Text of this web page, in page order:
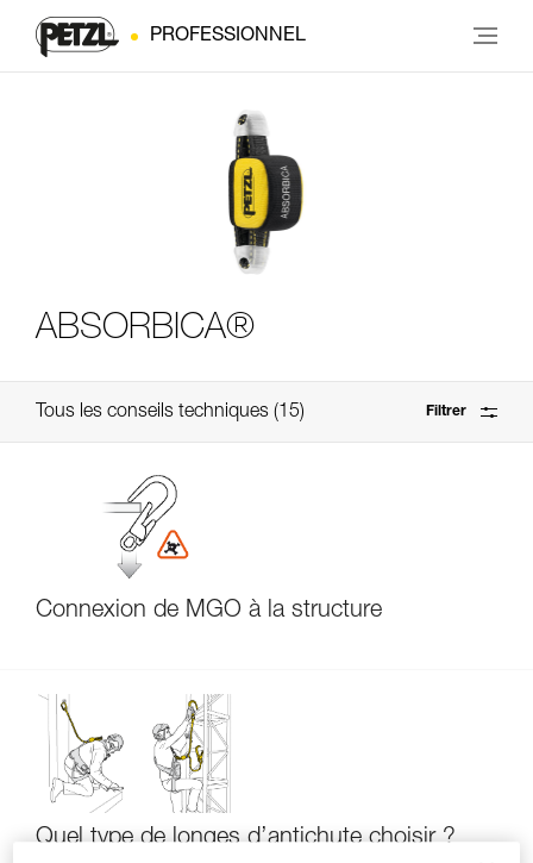
PROFESSIONNEL
ABSORBICA®
Tous les conseils techniques 15 Filtrer
Connexion de MGO à la structure
Quel type de longes d’antichute choisir ?